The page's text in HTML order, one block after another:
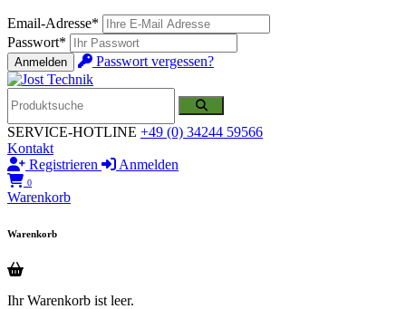
Email-Adresse*
Passwort*
Anmelden Passwort vergessen?
SERVICE-HOTLINE +49 (0) 34244 59566
Kontakt
Registrieren
Anmelden
0
Warenkorb
Warenkorb
Ihr Warenkorb ist leer.